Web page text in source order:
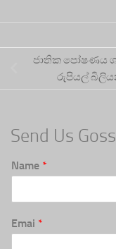
ජාතික පෝෂණය
රුපියල්
Send Us
Name *
Emai *